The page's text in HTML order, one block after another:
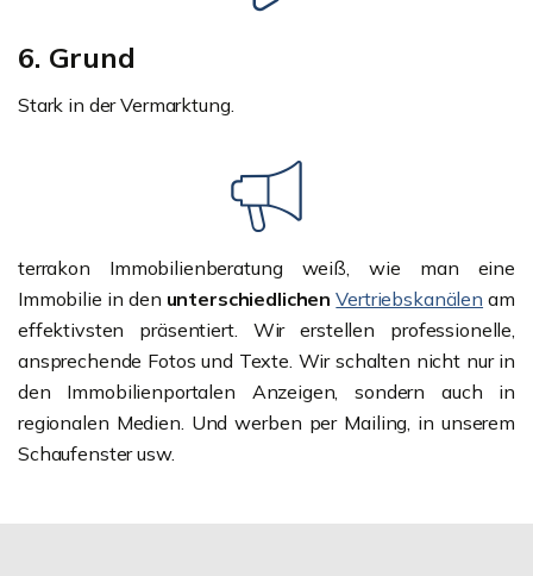
6. Grund
Stark in der Vermarktung.
terrakon Immobilienberatung weiß, wie man eine
Immobilie in den unterschiedlichenVertriebskanälen am
effektivsten präsentiert. Wir erstellen professionelle,
ansprechende Fotos und Texte. Wir schalten nicht nur in
den Immobilienportalen Anzeigen, sondern auch in
regionalen Medien. Und werben per Mailing, in unserem
Schaufenster usw.